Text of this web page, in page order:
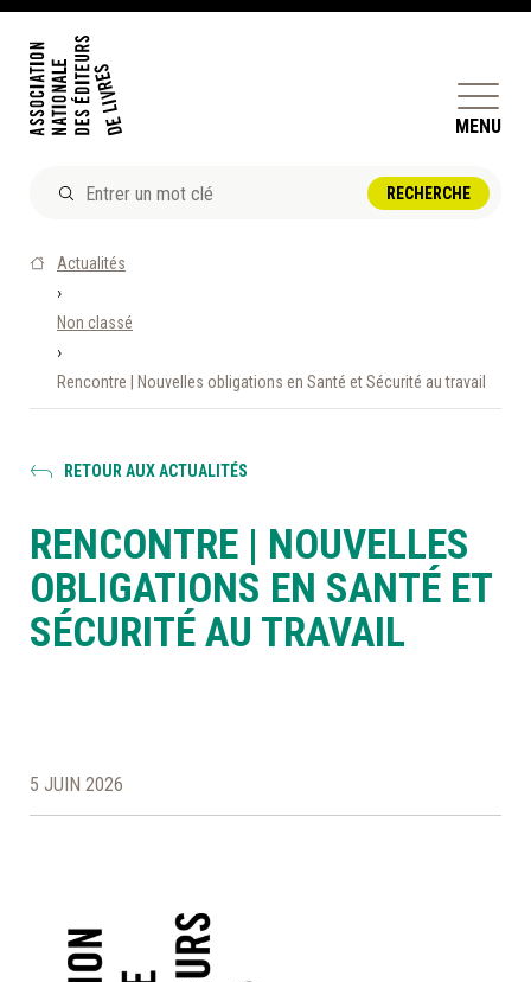
MENU
DOSSIERS ET ENJEUX
ÊTRE ÉDITEUR·TRICE
PERFECTIONNEMENT
ET SERVICES AUX MEMBRES
À LA POINTE DE LA PROFESSION
RÉPERTOIRE DES MEMBRES
Actualités
›
Non classé
›
Rencontre | Nouvelles obligations en Santé et Sécurité au travail
RETOUR AUX ACTUALITÉS
RENCONTRE | NOUVELLES
OBLIGATIONS EN SANTÉ ET
SÉCURITÉ AU TRAVAIL
5 JUIN 2026